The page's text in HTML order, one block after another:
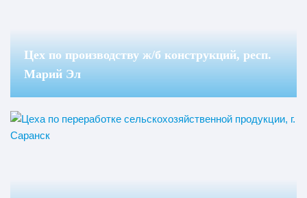
Цех по производству ж/б конструкций, респ.
Марий Эл